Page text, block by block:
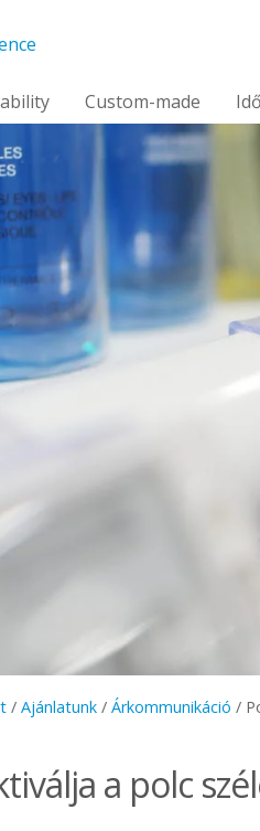
Custom-made
/ Ajánlatunk/ Árkommunikáció /
a polc